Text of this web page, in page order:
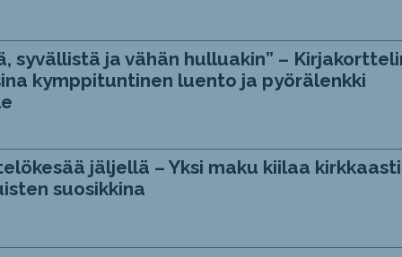
syvällistä ja vähän hulluakin” –
kymppituntinen luento ja pyörälenkki
jäljellä – Yksi maku kiilaa kirkkaasti
suosikkina